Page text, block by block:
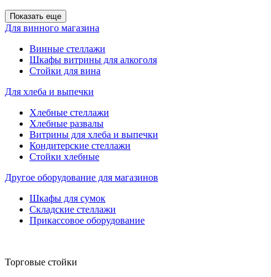
Показать еще
Для винного магазина
Винные стеллажи
Шкафы витрины для алкоголя
Стойки для вина
Для хлеба и выпечки
Хлебные стеллажи
Хлебные развалы
Витрины для хлеба и выпечки
Кондитерские стеллажи
Стойки хлебные
Другое оборудование для магазинов
Шкафы для сумок
Складские стеллажи
Прикассовое оборудование
Торговые стойки